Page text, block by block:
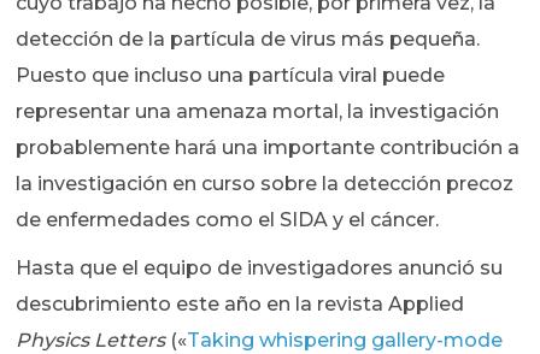
detección de la partícula de virus más pequeña.
Puesto que incluso una partícula viral puede
representar una amenaza mortal, la investigación
probablemente hará una importante contribución a
la investigación en curso sobre la detección precoz
de enfermedades como el SIDA y el cáncer.
Hasta que el equipo de investigadores anunció su
descubrimiento este año en la revista Applied
Physics Letters(«Taking whispering gallery-mode